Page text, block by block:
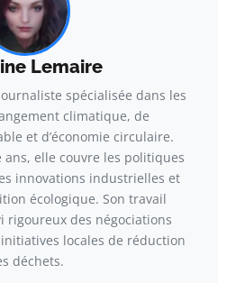
Lemaire
spécialisée dans les
climatique, de
et d’économie circulaire.
elle couvre les politiques
innovations industrielles et
écologique. Son travail
rigoureux des négociations
locales de réduction
déchets.